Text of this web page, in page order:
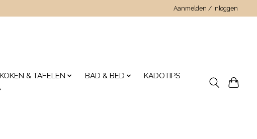
Aanmelden / Inloggen
KOKEN & TAFELEN BAD & BED
KADOTIPS